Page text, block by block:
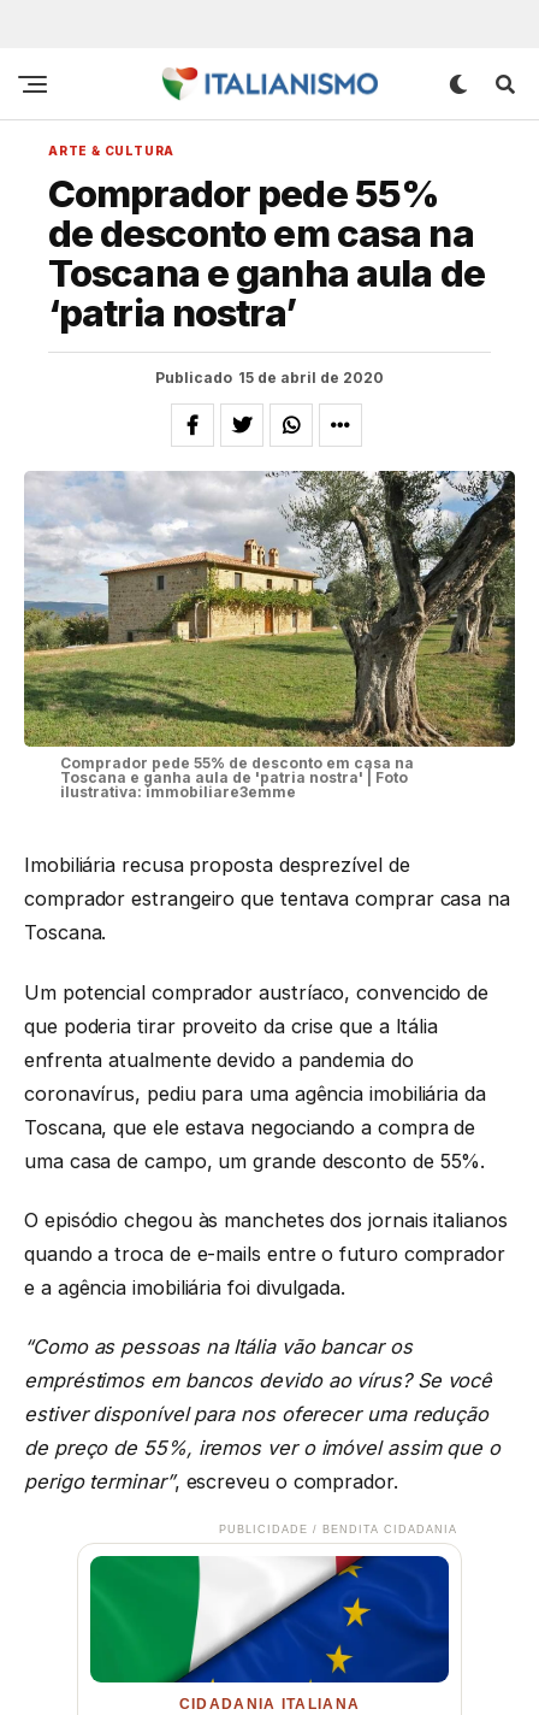
ARTE & CULTURA
Comprador pede 55%
de desconto em casa na
Toscana e ganha aula de
‘patria nostra’
Publicado 15 de abril de 2020
Comprador pede 55% de desconto em casa na
Toscana e ganha aula de 'patria nostra' | Foto
ilustrativa: immobiliare3emme
Imobiliária recusa proposta desprezível de
comprador estrangeiro que tentava comprar casa na
Toscana.
Um potencial comprador austríaco, convencido de
que poderia tirar proveito da crise que a Itália
enfrenta atualmente devido a pandemia do
coronavírus, pediu para uma agência imobiliária da
Toscana, que ele estava negociando a compra de
uma casa de campo, um grande desconto de 55%.
O episódio chegou às manchetes dos jornais italianos
quando a troca de e-mails entre o futuro comprador
e a agência imobiliária foi divulgada.
“Como as pessoas na Itália vão bancar os
empréstimos em bancos devido ao vírus? Se você
estiver disponível para nos oferecer uma redução
de preço de 55%, iremos ver o imóvel assim que o
perigo terminar”, escreveu o comprador.
PUBLICIDADE / BENDITA CIDADANIA
CIDADANIA ITALIANA